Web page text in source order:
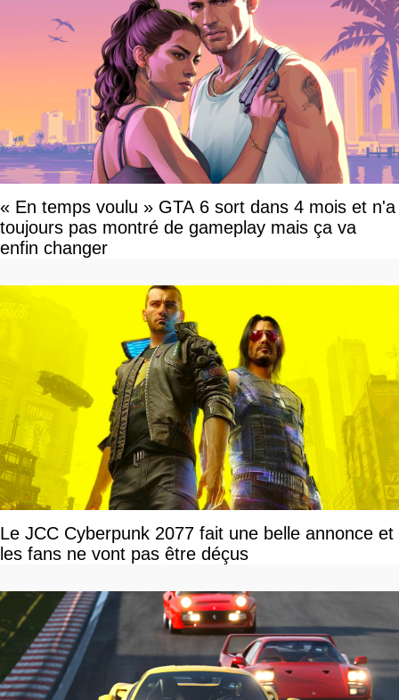
« En temps voulu » GTA 6 sort dans 4 mois et n'a
toujours pas montré de gameplay mais ça va
enfin changer
Le JCC Cyberpunk 2077 fait une belle annonce et
les fans ne vont pas être déçus